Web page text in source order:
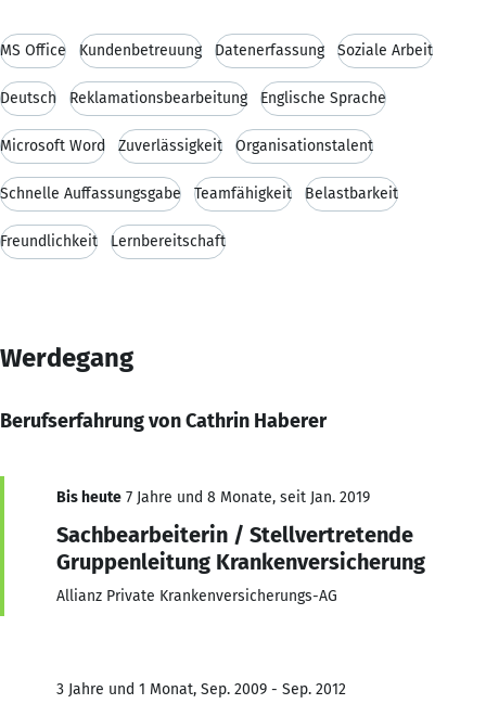
MS Office Kundenbetreuung Datenerfassung Soziale Arbeit
Deutsch Reklamationsbearbeitung Englische Sprache
Microsoft Word Zuverlässigkeit Organisationstalent
Schnelle Auffassungsgabe Teamfähigkeit Belastbarkeit
Freundlichkeit Lernbereitschaft
Werdegang
Berufserfahrung von Cathrin Haberer
Bis heute 7 Jahre und 8 Monate, seit Jan. 2019
Sachbearbeiterin / Stellvertretende
Gruppenleitung Krankenversicherung
Allianz Private Krankenversicherungs-AG
3 Jahre und 1 Monat, Sep. 2009 - Sep. 2012